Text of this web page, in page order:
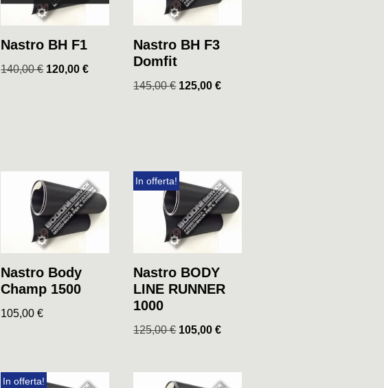
Nastro BH F1
140,00€ 120,00€
Nastro BH F3
Domfit
145,00€ 125,00€
Nastro Body
Champ 1500
105,00€
In offerta!
Nastro BODY
LINE RUNNER
1000
125,00€ 105,00€
In offerta!